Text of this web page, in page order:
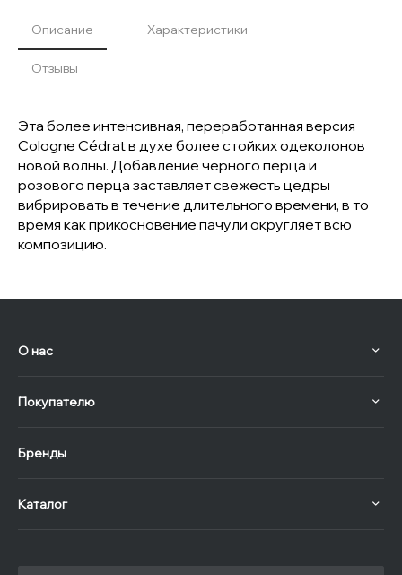
Описание Характеристики
Отзывы
Эта более интенсивная, переработанная версия
Cologne Cédrat в духе более стойких одеколонов
новой волны. Добавление черного перца и
розового перца заставляет свежесть цедры
вибрировать в течение длительного времени, в то
время как прикосновение пачули округляет всю
композицию.
О нас
Покупателю
Бренды
Каталог